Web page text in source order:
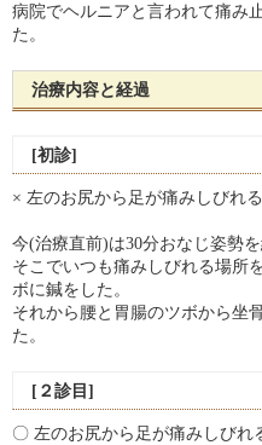
病院でヘルニアと言われて痛み
た。
治療内容と経過
[初診]
× 左のお尻から足が痛みしびれる
今(治療直前)は30分おなじ姿勢
そこでいつも痛みしびれる場所
ボに鍼をした。
それから腰と胃腸のツボから坐
た。
[２診目]
〇 左のお尻から足が痛みしびれ